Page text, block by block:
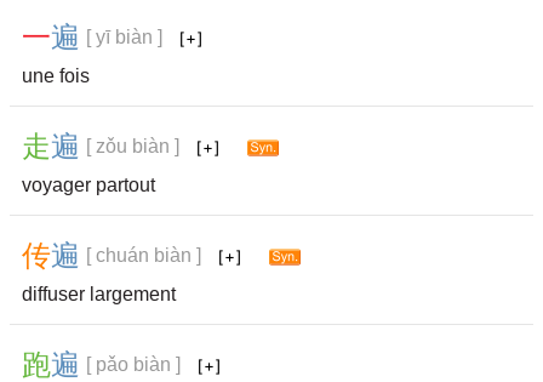
一遍 [ yī biàn ]
une fois
走遍 [ zǒu biàn ]
voyager partout
传遍 [ chuán biàn ]
diffuser largement
跑遍 [ pǎo biàn ]